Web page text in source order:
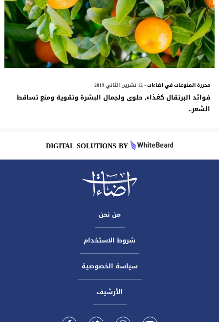
محررة المنوعات في اضاءات- 12 تشرين الثاني 2019
فوائد البرتقال كغذاء, حلوى ولجمال البشرة وتقوية ومنع تساقط
الشعر..
DIGITAL SOLUTIONS BY
من نحن
شروط الاستخدام
سياسة الخصوصية
الأرشيف